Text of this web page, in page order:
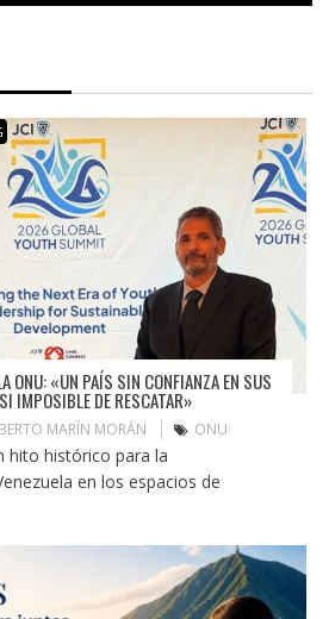
ONU: «UN PAÍS SIN CONFIANZA EN SUS
IMPOSIBLE DE RESCATAR»
MARÍN MORÁN ONU
hito histórico para la
en los espacios de